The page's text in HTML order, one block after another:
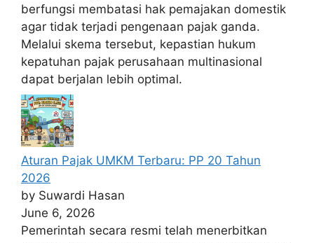
berfungsi membatasi hak pemajakan domestik
agar tidak terjadi pengenaan pajak ganda.
Melalui skema tersebut, kepastian hukum
kepatuhan pajak perusahaan multinasional
dapat berjalan lebih optimal.
Aturan Pajak UMKM Terbaru: PP 20 Tahun
2026
by Suwardi Hasan
June 6, 2026
Pemerintah secara resmi telah menerbitkan